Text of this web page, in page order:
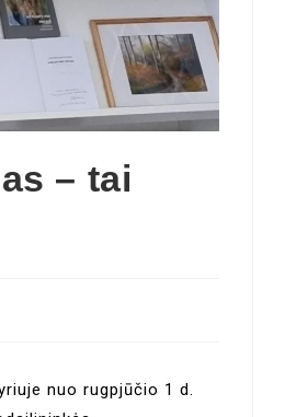
– tai
nuo rugpjūčio 1 d.